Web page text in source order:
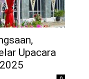
Upacara